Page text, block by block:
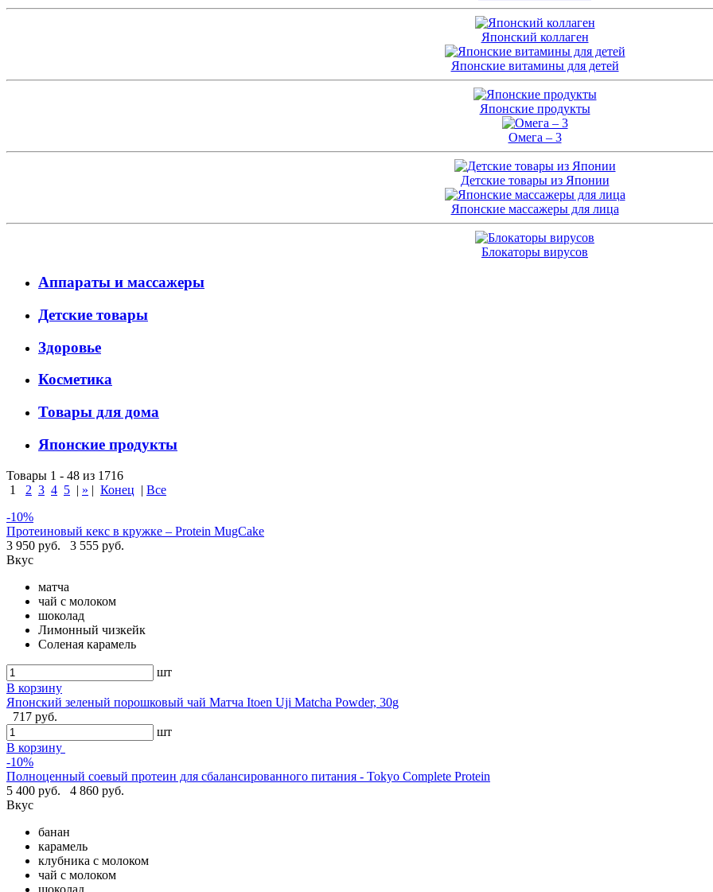
Японский коллаген
Японские витамины для детей
Японские продукты
Омега – 3
Детские товары из Японии
Японские массажеры для лица
Блокаторы вирусов
Аппараты и массажеры
Детские товары
Здоровье
Косметика
Товары для дома
Японские продукты
Товары 1 - 48 из 1716
1
2 3 4 5 | » | Конец | Все
-10%
Протеиновый кекс в кружке – Protein MugCake
3 950 руб.
3 555 руб.
Вкус
матча
чай с молоком
шоколад
Лимонный чизкейк
Соленая карамель
шт
В корзину
Японский зеленый порошковый чай Матча Itoen Uji Matcha Powder, 30g
717 руб.
шт
В корзину
-10%
Полноценный соевый протеин для сбалансированного питания - Tokyo Complete Protein
5 400 руб.
4 860 руб.
Вкус
банан
карамель
клубника с молоком
чай с молоком
шоколад